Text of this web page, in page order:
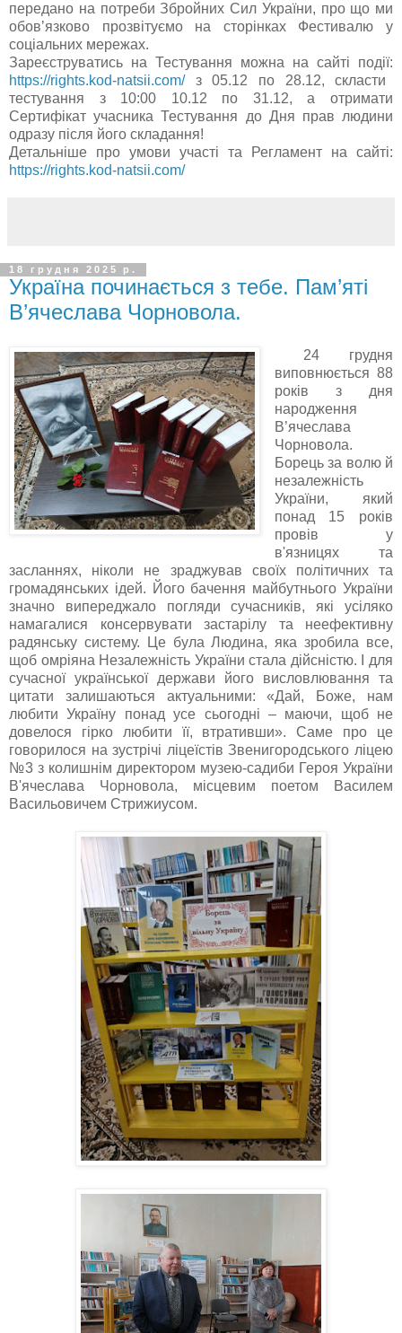
передано на потреби Збройних Сил України, про що ми
обовʼязково прозвітуємо на сторінках Фестивалю у
соціальних мережах.
Зареєструватись на Тестування можна на сайті події:
https://rights.kod-natsii.com/ з 05.12 по 28.12, скласти
тестування з 10:00 10.12 по 31.12, а отримати
Сертифікат учасника Тестування до Дня прав людини
одразу після його складання!
Детальніше про умови участі та Регламент на сайті:
https://rights.kod-natsii.com/
18 грудня 2025 р.
Україна починається з тебе. Пам’яті
В’ячеслава Чорновола.
24 грудня
виповнюється 88
років з дня
народження
В’ячеслава
Чорновола.
Борець за волю й
незалежність
України, який
понад 15 років
провів у
в'язницях та
засланнях, ніколи не зраджував своїх політичних та
громадянських ідей. Його бачення майбутнього України
значно випереджало погляди сучасників, які усіляко
намагалися консервувати застарілу та неефективну
радянську систему. Це була Людина, яка зробила все,
щоб омріяна Незалежність України стала дійсністю. І для
сучасної української держави його висловлювання та
цитати залишаються актуальними:«Дай, Боже, нам
любити Україну понад усе сьогодні – маючи, щоб не
довелося гірко любити її, втративши». Саме про це
говорилося на зустрічі ліцеїстів Звенигородського ліцею
№3 з колишнім директором музею-садиби Героя України
В'ячеслава
Чорновола, місцевим поетом
Василем
Васильовичем Стрижиусом.